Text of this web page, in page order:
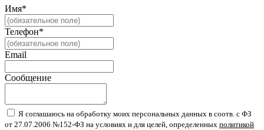
Имя*
Телефон*
Email
Сообщение
Я соглашаюсь на обработку моих персональных данных в соотв. с ФЗ
от 27.07.2006 №152-ФЗ на условиях и для целей, определенных политикой